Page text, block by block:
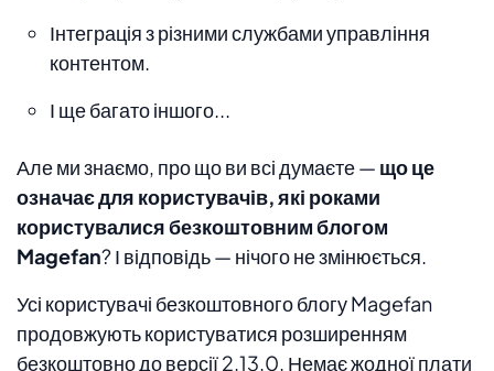
Інтеграція з різними службами управління
контентом.
І ще багато іншого...
Але ми знаємо, про що ви всі думаєте — що це
означає для користувачів, які роками
користувалися безкоштовним блогом
Magefan? І відповідь — нічого не змінюється.
Усі користувачі безкоштовного блогу Magefan
продовжують користуватися розширенням
безкоштовно до версії 2.13.0. Немає жодної плати